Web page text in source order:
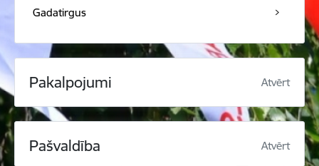
Gadatirgus
Pakalpojumi Atvērt
Pašvaldība Atvērt